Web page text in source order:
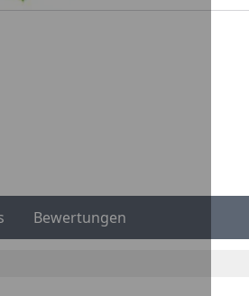
Bewertungen